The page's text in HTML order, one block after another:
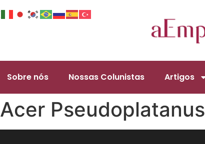
Sobre nós Nossas Colunistas Artigos
Acer Pseudoplatanus